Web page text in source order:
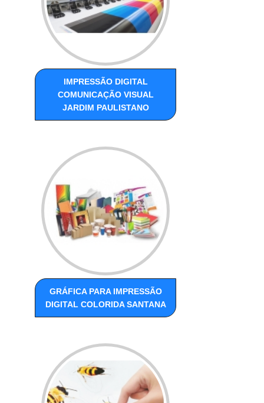
IMPRESSÃO DIGITAL
COMUNICAÇÃO VISUAL
JARDIM PAULISTANO
GRÁFICA PARA IMPRESSÃO
DIGITAL COLORIDA SANTANA